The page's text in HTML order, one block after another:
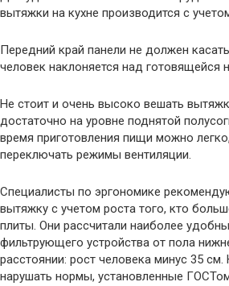
вытяжки на кухне производится с
Передний край панели не должен
человек наклоняется над готовящейся
Не стоит и очень высоко вешать
достаточно на уровне поднятой
время приготовления пищи можно
переключать режимы вентиляции.
Специалисты по эргономике
вытяжку с учетом роста того, кто
плиты. Они рассчитали наиболее
фильтрующего устройства от пола
расстоянии: рост человека минус 35 см.
нарушать нормы, установленные